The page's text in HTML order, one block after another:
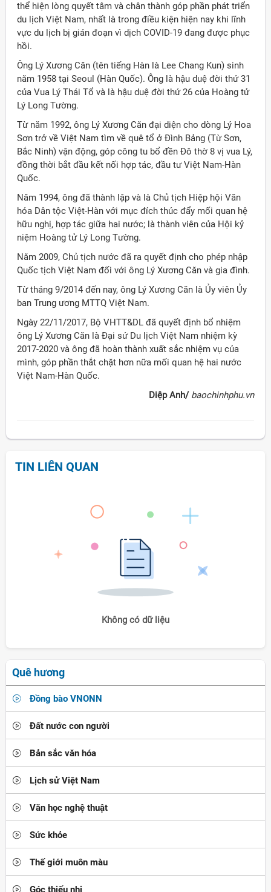
thể hiện lòng quyết tâm và chân thành góp phần phát triển
du lịch Việt Nam, nhất là trong điều kiện hiện nay khi lĩnh
vực du lịch bị gián đoạn vì dịch COVID-19 đang được phục
hồi.
Ông Lý Xương Căn (tên tiếng Hàn là Lee Chang Kun) sinh
năm 1958 tại Seoul (Hàn Quốc). Ông là hậu duệ đời thứ 31
của Vua Lý Thái Tổ và là hậu duệ đời thứ 26 của Hoàng tử
Lý Long Tường.
Từ năm 1992, ông Lý Xương Căn đại diện cho dòng Lý Hoa
Sơn trở về Việt Nam tìm về quê tổ ở Đình Bảng (Từ Sơn,
Bắc Ninh) vận động, góp công tu bổ đền Đô thờ 8 vị vua Lý,
đồng thời bắt đầu kết nối hợp tác, đầu tư Việt Nam-Hàn
Quốc.
Năm 1994, ông đã thành lập và là Chủ tịch Hiệp hội Văn
hóa Dân tộc Việt-Hàn với mục đích thúc đẩy mối quan hệ
hữu nghị, hợp tác giữa hai nước; là thành viên của Hội kỷ
niệm Hoàng tử Lý Long Tường.
Năm 2009, Chủ tịch nước đã ra quyết định cho phép nhập
Quốc tịch Việt Nam đối với ông Lý Xương Căn và gia đình.
Từ tháng 9/2014 đến nay, ông Lý Xương Căn là Ủy viên Ủy
ban Trung ương MTTQ Việt Nam.
Ngày 22/11/2017, Bộ VHTT&DL đã quyết định bổ nhiệm
ông Lý Xương Căn là Đại sứ Du lịch Việt Nam nhiệm kỳ
2017-2020 và ông đã hoàn thành xuất sắc nhiệm vụ của
mình, góp phần thắt chặt hơn nữa mối quan hệ hai nước
Việt Nam-Hàn Quốc.
Diệp Anh/ baochinhphu.vn
TIN LIÊN QUAN
Không có dữ liệu
Quê hương
Đồng bào VNONN
Đất nước con người
Bản sắc văn hóa
Lịch sử Việt Nam
Văn học nghệ thuật
Sức khỏe
Thế giới muôn màu